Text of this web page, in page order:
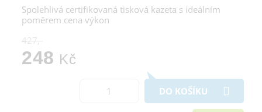
Spolehlivá certifikovaná tisková kazeta s ideálním
poměrem cena výkon
427,-
248 Kč
DO KOŠÍKU